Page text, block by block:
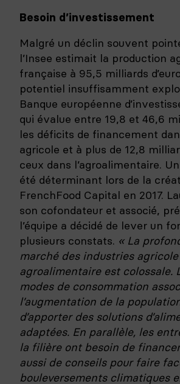
Besoin d’investissement
Malgré un déclin souvent
l’Insee estimait la production
française à 95,5 milliards
potentiel insuffisamment
Banque européenne
qui évalue entre 19,8 et 46,6
les déficits de financement
agricole et à plus de 12,8
ceux dans l’agroalimentaire.
été déterminant lors de la
FrenchFood Capital en 2017.
son cofondateur et associé,
l’équipe a décidé de lever un
plusieurs constats. « La
marché des industries
agroalimentaire est colossale.
modes de consommation
l’augmentation de la
d’apporter des solutions
adaptées. En parallèle, les
la filière ont besoin de
aussi de conseils pour faire
bouleversements climatiques